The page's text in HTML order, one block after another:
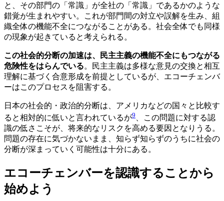
と、その部門の「常識」が全社の「常識」であるかのような
錯覚が生まれやすい。これが部門間の対立や誤解を生み、組
織全体の機能不全につながることがある。社会全体でも同様
の現象が起きていると考えられる。
この社会的分断の加速は、民主主義の機能不全にもつながる
危険性をはらんでいる。民主主義は多様な意見の交換と相互
理解に基づく合意形成を前提としているが、エコーチェンバ
ーはこのプロセスを阻害する。
日本の社会的・政治的分断は、アメリカなどの国々と比較す
ると相対的に低いと言われているが9
、この問題に対する認
識の低さこそが、将来的なリスクを高める要因となりうる。
問題の存在に気づかないまま、知らず知らずのうちに社会の
分断が深まっていく可能性は十分にある。
エコーチェンバーを認識することから
始めよう